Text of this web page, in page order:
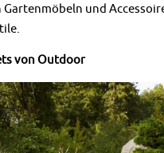
und
von Outdoor